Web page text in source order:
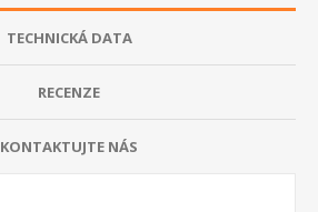
TECHNICKÁ DATA
RECENZE
KONTAKTUJTE NÁS